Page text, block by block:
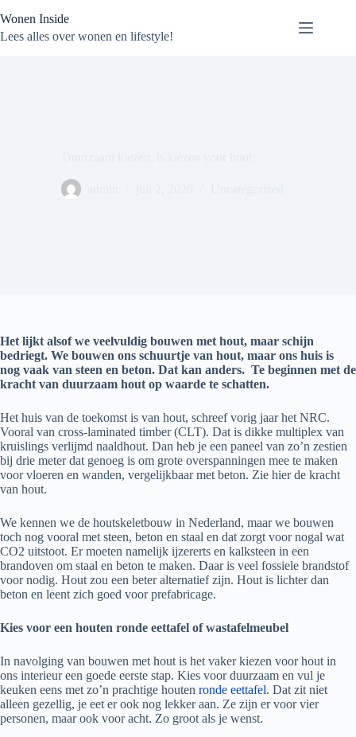
naar
de
Wonen Inside
Lees alles over wonen en lifestyle!
Het lijkt alsof we veelvuldig bouwen met hout, maar schijn
bedriegt. We bouwen ons schuurtje van hout, maar ons huis is
nog vaak van steen en beton. Dat kan anders. Te beginnen met de
kracht van duurzaam hout op waarde te schatten.
Het huis van de toekomst is van hout, schreef vorig jaar het NRC.
Vooral van cross-laminated timber (CLT). Dat is dikke multiplex van
kruislings verlijmd naaldhout. Dan heb je een paneel van zo’n zestien
bij drie meter dat genoeg is om grote overspanningen mee te maken
voor vloeren en wanden, vergelijkbaar met beton. Zie hier de kracht
van hout.
We kennen we de houtskeletbouw in Nederland, maar we bouwen
toch nog vooral met steen, beton en staal en dat zorgt voor nogal wat
CO2 uitstoot. Er moeten namelijk ijzererts en kalksteen in een
brandoven om staal en beton te maken. Daar is veel fossiele brandstof
voor nodig. Hout zou een beter alternatief zijn. Hout is lichter dan
beton en leent zich goed voor prefabricage.
Kies voor een houten ronde eettafel of wastafelmeubel
In navolging van bouwen met hout is het vaker kiezen voor hout in
ons interieur een goede eerste stap. Kies voor duurzaam en vul je
keuken eens met zo’n prachtige houten ronde eettafel. Dat zit niet
alleen gezellig, je eet er ook nog lekker aan. Ze zijn er voor vier
personen, maar ook voor acht. Zo groot als je wenst.